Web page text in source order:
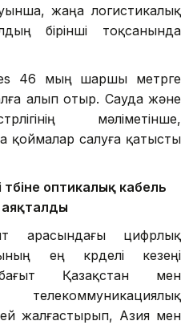
жаңа логистикалық
бірінші тоқсанында
46 мың шаршы метрге
алып отыр. Сауда және
мәліметінше,
қоймалар салуға қатысты
түбіне оптикалық кабель
аяқталды
арасындағы цифрлық
ең күрделі кезеңі
Қазақстан мен
жалғастырып, Азия мен